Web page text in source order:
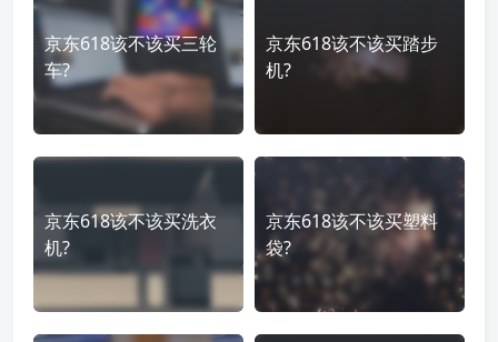
京东618该不该买三轮
车?
京东618该不该买踏步
机?
京东618该不该买洗衣
机?
京东618该不该买塑料
袋?